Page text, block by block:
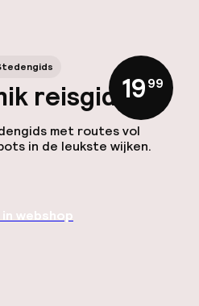
reisgids
met routes vol
in de leukste wijken.
19,99
in webshop